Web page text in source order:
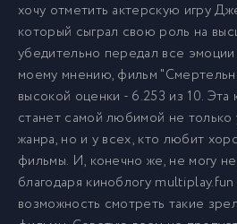
хочу отметить актерскую игру
который сыграл свою роль на
убедительно передал все
моему мнению, фильм
высокой оценки - 6.253 из 10. Эта
станет самой любимой не
жанра, но и у всех, кто любит
фильмы. И, конечно же, не могу не
благодаря киноблогу
возможность смотреть такие